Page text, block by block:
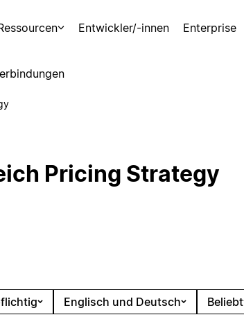
Entwickler/-innen Enterprise
Pricing Strategy
Englisch und Deutsch Beliebt